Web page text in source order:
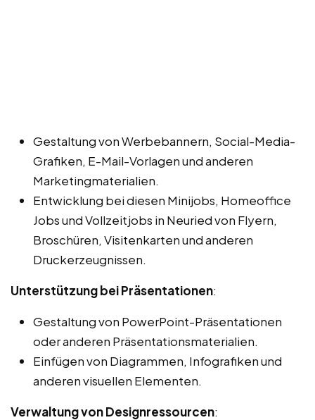
Gestaltung von Werbebannern, Social-Media-
Grafiken, E-Mail-Vorlagen und anderen
Marketingmaterialien.
Entwicklung bei diesen Minijobs, Homeoffice
Jobs und Vollzeitjobs in Neuried von Flyern,
Broschüren, Visitenkarten und anderen
Druckerzeugnissen.
Unterstützung bei Präsentationen:
Gestaltung von PowerPoint-Präsentationen
oder anderen Präsentationsmaterialien.
Einfügen von Diagrammen, Infografiken und
anderen visuellen Elementen.
Verwaltung von Designressourcen: